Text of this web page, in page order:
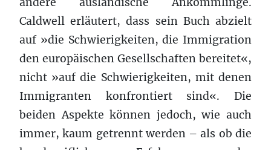
Caldwell erläutert, dass sein Buch abzielt
auf »die Schwierigkeiten, die Immigration
den europäischen Gesellschaften bereitet«,
nicht »auf die Schwierigkeiten, mit denen
Immigranten konfrontiert sind«. Die
beiden Aspekte können jedoch, wie auch
immer, kaum getrennt werden – als ob die